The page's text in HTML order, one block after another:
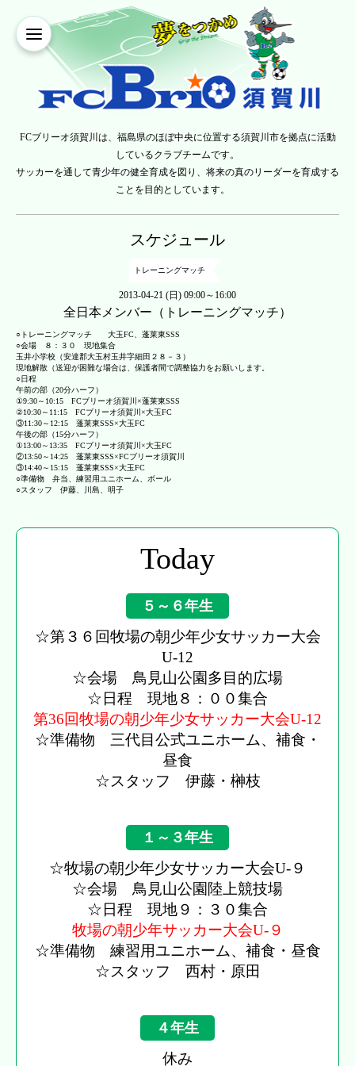
FCブリーオ須賀川は、福島県のほぼ中央に位置する須賀川市を拠点に活動
しているクラブチームです。
サッカーを通して青少年の健全育成を図り、将来の真のリーダーを育成する
ことを目的としています。
スケジュール
トレーニングマッチ
2013-04-21 (日) 09:00～16:00
全日本メンバー（トレーニングマッチ）
○トレーニングマッチ 大玉FC、蓬莱東SSS
○会場 ８：３０ 現地集合
玉井小学校（安達郡大玉村玉井字細田２８－３）
現地解散（送迎が困難な場合は、保護者間で調整協力をお願いします。
○日程
午前の部（20分ハーフ）
①9:30～10:15 FCブリーオ須賀川×蓬莱東SSS
②10:30～11:15 FCブリーオ須賀川×大玉FC
③11:30～12:15 蓬莱東SSS×大玉FC
午後の部（15分ハーフ）
①13:00～13:35 FCブリーオ須賀川×大玉FC
②13:50～14:25 蓬莱東SSS×FCブリーオ須賀川
③14:40～15:15 蓬莱東SSS×大玉FC
○準備物 弁当、練習用ユニホーム、ボール
○スタッフ 伊藤、川島、明子
Today
５～６年生
☆第３６回牧場の朝少年少女サッカー大会
U-12
☆会場 鳥見山公園多目的広場
☆日程 現地８：００集合
第36回牧場の朝少年少女サッカー大会U-12
☆準備物 三代目公式ユニホーム、補食・
昼食
☆スタッフ 伊藤・榊枝
１～３年生
☆牧場の朝少年少女サッカー大会U-９
☆会場 鳥見山公園陸上競技場
☆日程 現地９：３０集合
牧場の朝少年サッカー大会U-９
☆準備物 練習用ユニホーム、補食・昼食
☆スタッフ 西村・原田
４年生
休み